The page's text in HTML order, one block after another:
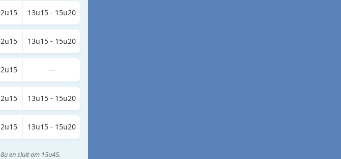
13u15 - 15u20
13u15 - 15u20
—
13u15 - 15u20
13u15 - 15u20
en sluit om 15u45.